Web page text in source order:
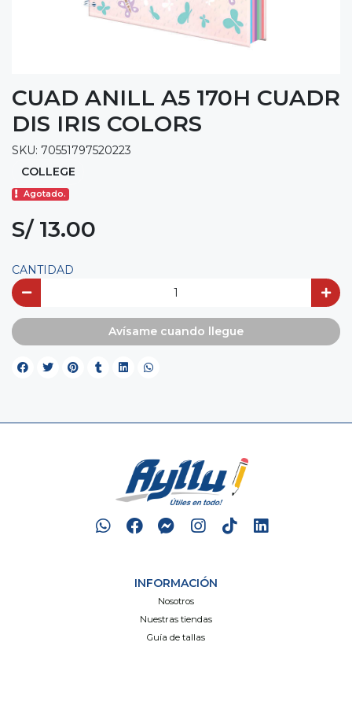
CUAD ANILL A5 170H CUADR
DIS IRIS COLORS
SKU: 70551797520223
COLLEGE
Agotado.
S/ 13.00
CANTIDAD
Avísame cuando llegue
INFORMACIÓN
Nosotros
Nuestras tiendas
Guía de tallas